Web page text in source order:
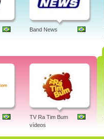
Band News
TV Ra Tim Bum
vídeos